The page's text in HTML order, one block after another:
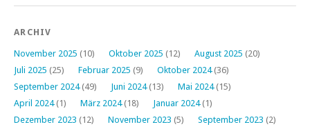
ARCHIV
November 2025 (10) Oktober 2025 (12) August 2025 (20)
Juli 2025 (25) Februar 2025 (9) Oktober 2024(36)
September 2024(49) Juni 2024(13) Mai 2024(15)
April 2024(1) März 2024(18) Januar 2024(1)
Dezember 2023 (12) November 2023 (5) September 2023 (2)